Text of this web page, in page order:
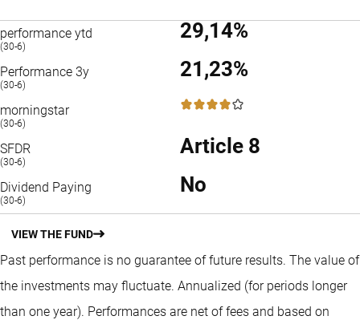
performance ytd
(30-6)
29,14%
Performance 3y
(30-6)
21,23%
morningstar
(30-6)
4 / 5
SFDR
(30-6)
Article 8
Dividend Paying
(30-6)
No
VIEW THE FUND
Past performance is no guarantee of future results. The value of
the investments may fluctuate. Annualized (for periods longer
than one year). Performances are net of fees and based on